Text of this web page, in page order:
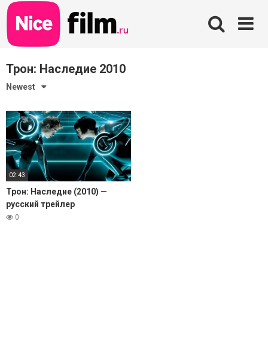
Skip
to
content
Трон: Наследие 2010
Newest
02:43
Трон: Наследие (2010) —
русский трейлер
0